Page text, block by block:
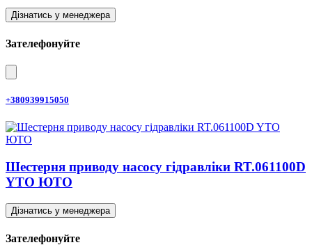
Дізнатись у менеджера
Зателефонуйте
+380939915050
Шестерня приводу насосу гідравліки RT.061100D
YTO ЮТО
Дізнатись у менеджера
Зателефонуйте